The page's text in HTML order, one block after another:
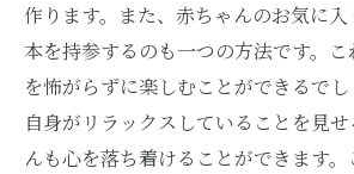
作ります。また、赤ちゃんのお気に
本を持参するのも一つの方法です。
を怖がらずに楽しむことができるで
自身がリラックスしていることを見
んも心を落ち着けることができます